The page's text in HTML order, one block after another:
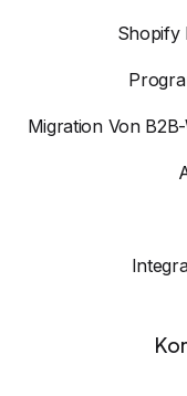
Shopify
Migration Von